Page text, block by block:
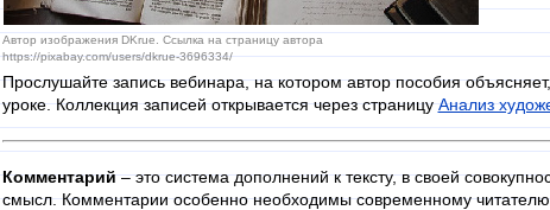
Автор изображения DKrue. Ссылка на страницу автора
https://pixabay.com/users/dkrue-3696334/
Прослушайте запись вебинара, на котором автор пособия
уроке. Коллекция записей открывается через страницуАнализ
Комментарий– это система дополнений к тексту, в своей
смысл. Комментарии особенно необходимы современному